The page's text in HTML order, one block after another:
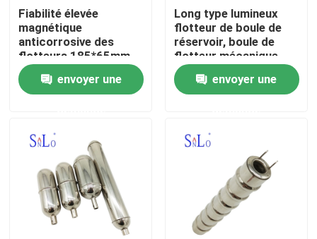
Contrôle de qualité
Contactez-nous
Demandez une citation
Company News
Boule de flotteur magnétique
Boule de flotteur en acier
Fiabilité élevée
magnétique
anticorrosive des
flotteurs 185*65mm
d'acier inoxydable
envoyer une
Long type lumineux
flotteur de boule de
réservoir, boule de
flotteur mécanique
150*55mm de bande
envoyer une